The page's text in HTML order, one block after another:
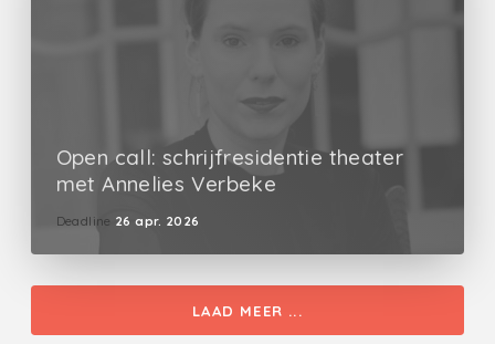
Open call: schrijfresidentie theater
met Annelies Verbeke
Deadline 26 apr. 2026
LAAD MEER ...